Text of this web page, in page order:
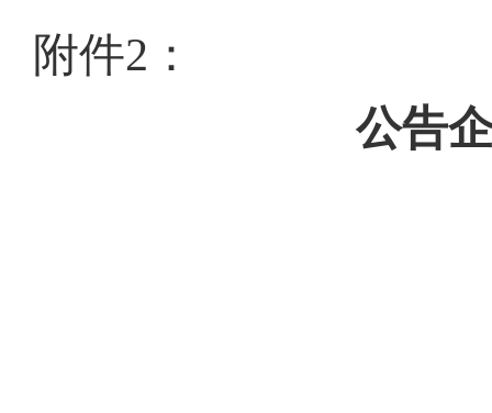
附件2：
公告